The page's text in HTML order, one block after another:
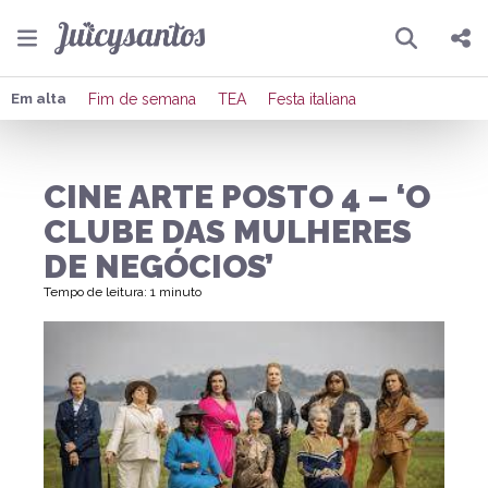
Pesquisar
Compartilhar
Enviar por Whatsapp
Em alta Fim de semana TEA Festa italiana
CINE ARTE POSTO 4 – ‘O
CLUBE DAS MULHERES
DE NEGÓCIOS’
Tempo de leitura: 1 minuto